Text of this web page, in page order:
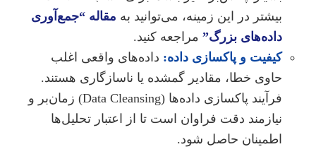
بیشتر در این زمینه، می‌توانید بهمقاله “جمع‌آوری
داده‌های بزرگ”مراجعه کنید.
کیفیت و پاکسازی داده:داده‌های واقعی اغلب
حاوی خطا، مقادیر گمشده یا ناسازگاری هستند.
فرآیند پاکسازی داده‌ها (Data Cleansing) زمان‌بر و
نیازمند دقت فراوان است تا از اعتبار تحلیل‌ها
اطمینان حاصل شود.